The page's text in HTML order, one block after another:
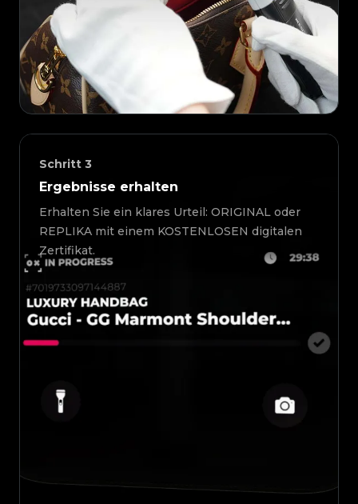
Schritt 3
Ergebnisse erhalten
Erhalten Sie ein klares Urteil: ORIGINAL oder
REPLIKA mit einem KOSTENLOSEN digitalen
Zertifikat.